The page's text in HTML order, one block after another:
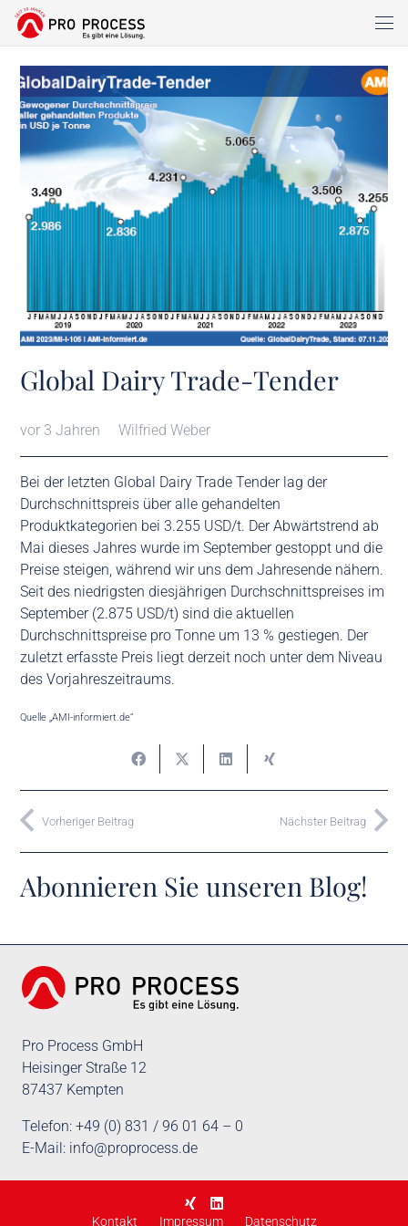
Global Dairy Trade-Tender
vor 3 Jahren Wilfried Weber
Bei der letzten Global Dairy Trade Tender lag der
Durchschnittspreis über alle gehandelten
Produktkategorien bei 3.255 USD/t. Der Abwärtstrend ab
Mai dieses Jahres wurde im September gestoppt und die
Preise steigen, während wir uns dem Jahresende nähern.
Seit des niedrigsten diesjährigen Durchschnittspreises im
September (2.875 USD/t) sind die aktuellen
Durchschnittspreise pro Tonne um 13 % gestiegen. Der
zuletzt erfasste Preis liegt derzeit noch unter dem Niveau
des Vorjahreszeitraums.
Quelle „AMI-informiert.de“
Vorheriger Beitrag Nächster Beitrag
Abonnieren Sie unseren Blog!
Pro Process GmbH
Heisinger Straße 12
87437 Kempten
Telefon: +49 (0) 831 / 96 01 64 – 0
E-Mail: info@proprocess.de
Kontakt Impressum Datenschutz